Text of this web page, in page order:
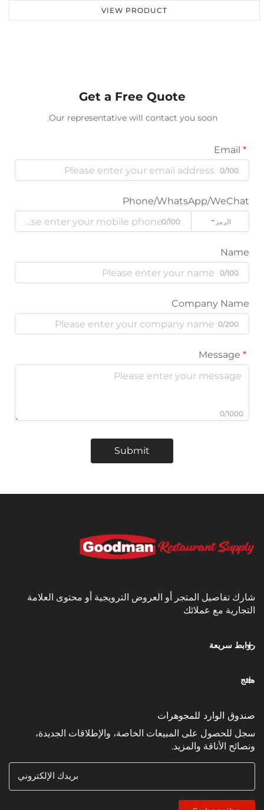
VIEW PRODUCT
Get a Free Quote
Our representative will contact you soon.
Phone/WhatsApp/
0/100
المتجر أو العروض الترويجية أو محتوى العلامة
عملائك
للمجوهرات
على المبيعات الخاصة، والإطلاقات الجديدة،
والمزيد.
بريدك الإلكتروني